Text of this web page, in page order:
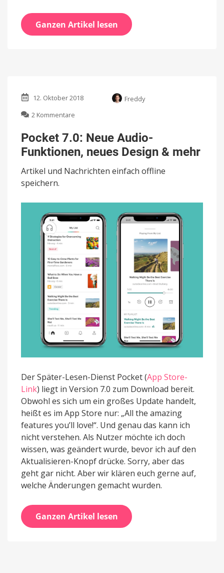
Ganzen Artikel lesen
12. Oktober 2018
Freddy
2 Kommentare
7.0:
Neue
Audio-
neues
mehr
Pocket 7.0: Neue Audio-
Funktionen, neues Design & mehr
Artikel und Nachrichten einfach offline
speichern.
Der Später-Lesen-Dienst Pocket (App Store-
Link) liegt in Version 7.0 zum Download bereit.
Obwohl es sich um ein großes Update handelt,
heißt es im App Store nur: „All the amazing
features you’ll love!“. Und genau das kann ich
nicht verstehen. Als Nutzer möchte ich doch
wissen, was geändert wurde, bevor ich auf den
Aktualisieren-Knopf drücke. Sorry, aber das
geht gar nicht. Aber wir klären euch gerne auf,
welche Änderungen gemacht wurden.
Ganzen Artikel lesen